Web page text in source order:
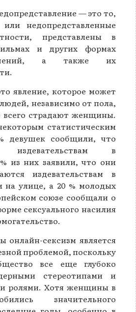
— это то,
недопредставленные
представлены в
и других формах
а также их
явление, которое может
независимо от пола,
всего страдают женщины.
статистическим
девушек сообщили, что
издевательствам в
из них заявили, что они
издевательствам в
на улице, а 20 % молодых
союзе сообщали о
сексуального насилия
онлайн-сексизм является
проблемой, поскольку
все еще глубоко
стереотипами и
ролями. Хотя женщины в
значительного